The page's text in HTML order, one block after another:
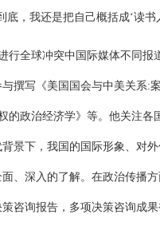
底，我还是把自己概括成‘读书
行全球冲突中国际媒体不同报
撰写《美国国会与中美关系:
的政治经济学》等。他关注各
景下，我国的国际形象、对
、深入的了解。在政治传播
咨询报告，多项决策咨询成果